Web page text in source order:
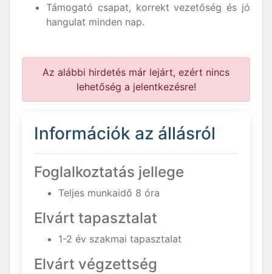
Támogató csapat, korrekt vezetőség és jó
hangulat minden nap.
Az alábbi hirdetés már lejárt, ezért nincs
lehetőség a jelentkezésre!
Információk az állásról
Foglalkoztatás jellege
Teljes munkaidő 8 óra
Elvárt tapasztalat
1-2 év szakmai tapasztalat
Elvárt végzettség